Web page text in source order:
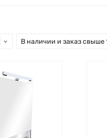
В наличии и заказ свыше